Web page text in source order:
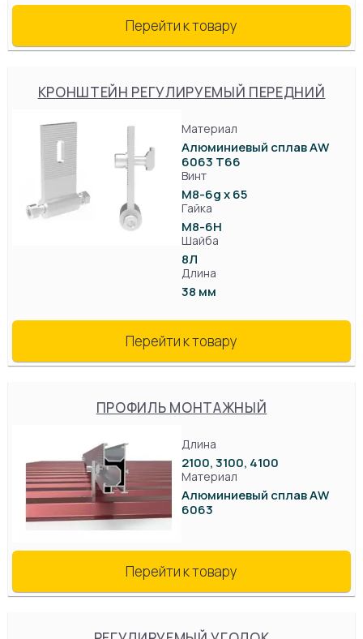
Перейти к товару
КРОНШТЕЙН РЕГУЛИРУЕМЫЙ ПЕРЕДНИЙ
Материал
Алюминиевый сплав AW
6063 T66
Винт
М8-6g x 65
Гайка
М8-6Н
Шайба
8Л
Длина
38 мм
Перейти к товару
ПРОФИЛЬ МОНТАЖНЫЙ
Длина
2100, 3100, 4100
Материал
Алюминиевый сплав AW
6063
Перейти к товару